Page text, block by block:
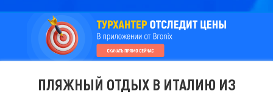
ПЛЯЖНЫЙ ОТДЫХ В ИТАЛИЮ ИЗ